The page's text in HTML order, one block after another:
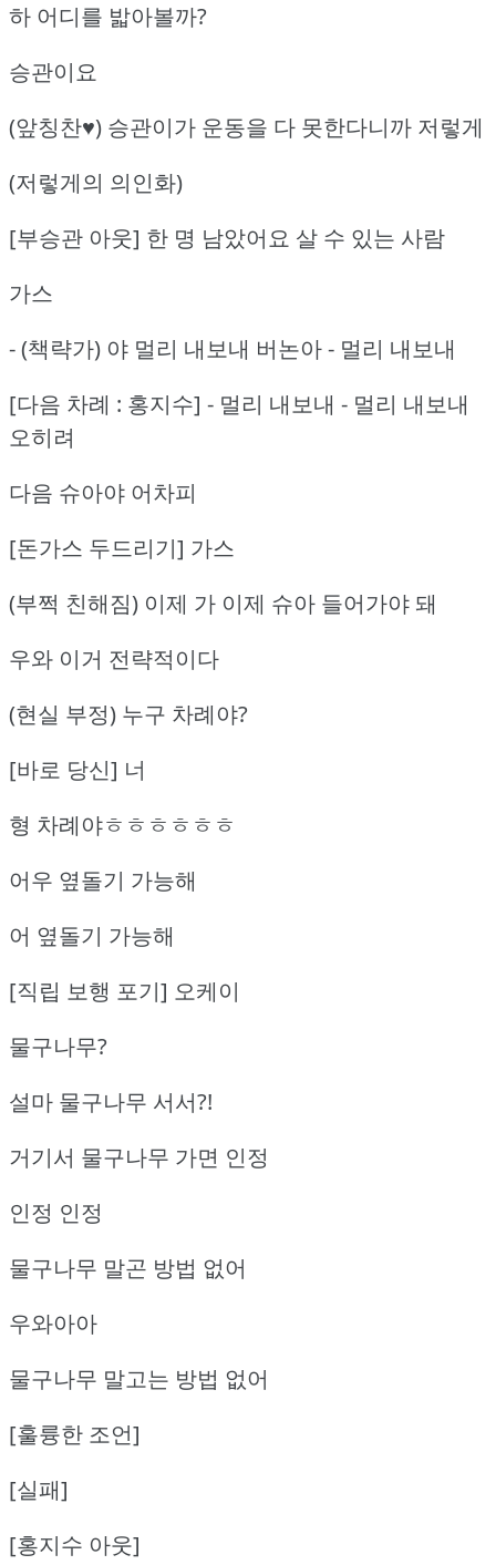
하 어디를 밟아볼까?
승관이요
(앞칭찬♥) 승관이가 운동을 다 못한다니까 저렇게
(저렇게의 의인화)
[부승관 아웃] 한 명 남았어요 살 수 있는 사람
가스
- (책략가) 야 멀리 내보내 버논아 - 멀리 내보내
[다음 차례 : 홍지수] - 멀리 내보내 - 멀리 내보내
오히려
다음 슈아야 어차피
[돈가스 두드리기] 가스
(부쩍 친해짐) 이제 가 이제 슈아 들어가야 돼
우와 이거 전략적이다
(현실 부정) 누구 차례야?
[바로 당신] 너
형 차례야ㅎㅎㅎㅎㅎㅎ
어우 옆돌기 가능해
어 옆돌기 가능해
[직립 보행 포기] 오케이
물구나무?
설마 물구나무 서서?!
거기서 물구나무 가면 인정
인정 인정
물구나무 말곤 방법 없어
우와아아
물구나무 말고는 방법 없어
[훌륭한 조언]
[실패]
[홍지수 아웃]